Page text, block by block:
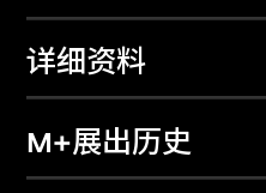
详细资料
M+展出历史